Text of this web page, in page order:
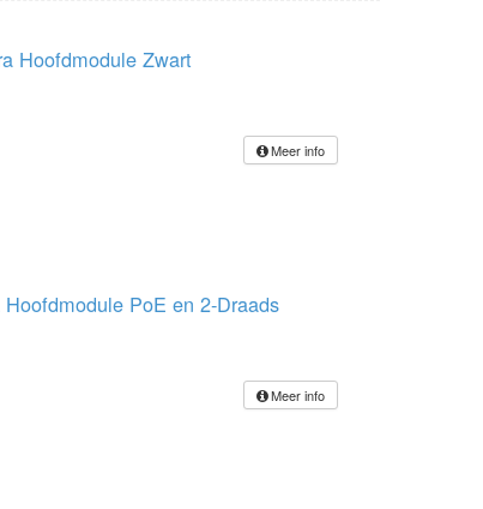
Hoofdmodule Zwart
Meer info
PoE en 2-Draads
Meer info